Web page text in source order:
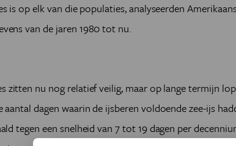
is op elk van die populaties, analyseerden
van de jaren 1980 tot nu.
zitten nu nog relatief veilig, maar op lange termijn
aantal dagen waarin de ijsberen voldoende zee-ijs
tegen een snelheid van 7 tot 19 dagen per